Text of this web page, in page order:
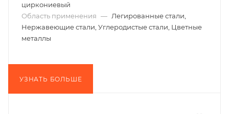
циркониевый
Область применения — Легированные стали,
Нержавеющие стали, Углеродистые стали, Цветные
металлы
УЗНАТЬ БОЛЬШЕ